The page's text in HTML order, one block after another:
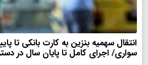
انتقال سهمیه بنزین به کارت بانکی تا
سواری/ اجرای کامل تا پایان سال در